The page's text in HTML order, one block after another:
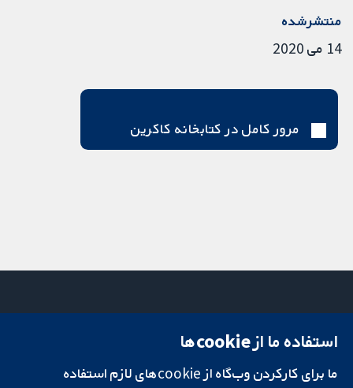
منتشرشده
14 می 2020
مرور کامل در کتابخانه کاکرین
تحقیقات قابل
میدان کاوندیش
لندن
دفتر رسانه‌ای
استفاده ما از cookie‌ها
ما برای کارکردن وب‌گاه از cookie‌های لازم استفاده